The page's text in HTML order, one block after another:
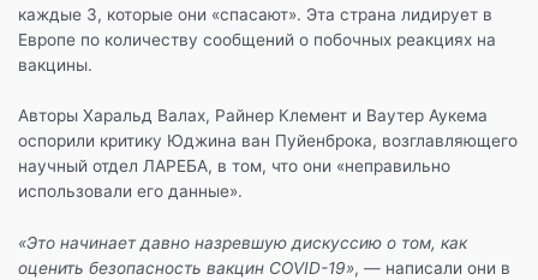
каждые 3, которые они «спасают». Эта страна лидирует в
Европе по количеству сообщений о побочных реакциях на
вакцины.
Авторы Харальд Валах, Райнер Клемент и Ваутер Аукема
оспорили критику Юджина ван Пуйенброка, возглавляющего
научный отдел ЛАРЕБА, в том, что они «неправильно
использовали его данные».
«Это начинает давно назревшую дискуссию о том, как
оценить безопасность вакцин COVID-19», — написали они в